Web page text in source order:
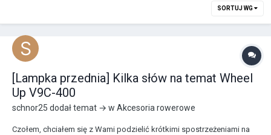
SORTUJ WG
[Lampka przednia] Kilka słów na temat Wheel
Up V9C-400
schnor25 dodał temat → w Akcesoria rowerowe
Czołem, chciałem się z Wami podzielić krótkimi spostrzeżeniami na